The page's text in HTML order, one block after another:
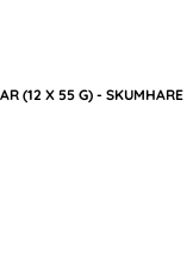
(12 X 55 G) - SKUMHARE